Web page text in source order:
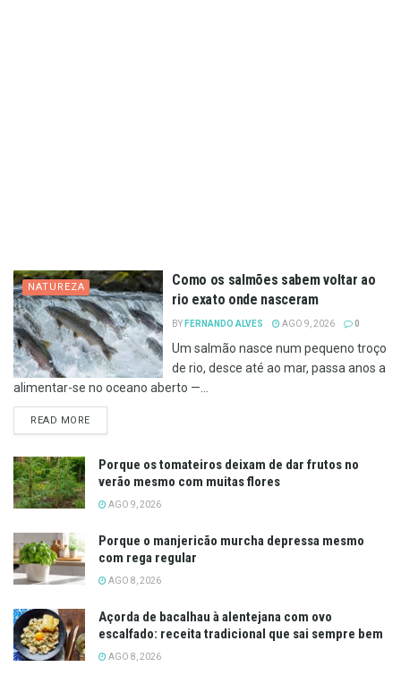
NATUREZA
Como os salmões sabem voltar ao
rio exato onde nasceram
BY FERNANDO ALVES AGO 9, 2026 0
Um salmão nasce num pequeno troço
de rio, desce até ao mar, passa anos a
alimentar-se no oceano aberto —...
READ MOREDETAILS
Porque os tomateiros deixam de dar frutos no
verão mesmo com muitas flores
AGO 9, 2026
Porque o manjericão murcha depressa mesmo
com rega regular
AGO 8, 2026
Açorda de bacalhau à alentejana com ovo
escalfado: receita tradicional que sai sempre bem
AGO 8, 2026